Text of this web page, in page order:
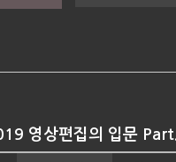
영상편집의 입문